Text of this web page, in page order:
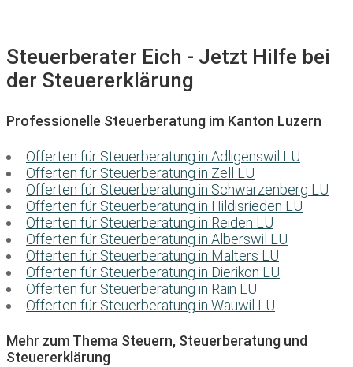
Steuerberater Eich - Jetzt Hilfe bei
der Steuererklärung
Professionelle Steuerberatung im Kanton Luzern
Offerten für Steuerberatung in Adligenswil LU
Offerten für Steuerberatung in Zell LU
Offerten für Steuerberatung in Schwarzenberg LU
Offerten für Steuerberatung in Hildisrieden LU
Offerten für Steuerberatung in Reiden LU
Offerten für Steuerberatung in Alberswil LU
Offerten für Steuerberatung in Malters LU
Offerten für Steuerberatung in Dierikon LU
Offerten für Steuerberatung in Rain LU
Offerten für Steuerberatung in Wauwil LU
Mehr zum Thema Steuern, Steuerberatung und
Steuererklärung